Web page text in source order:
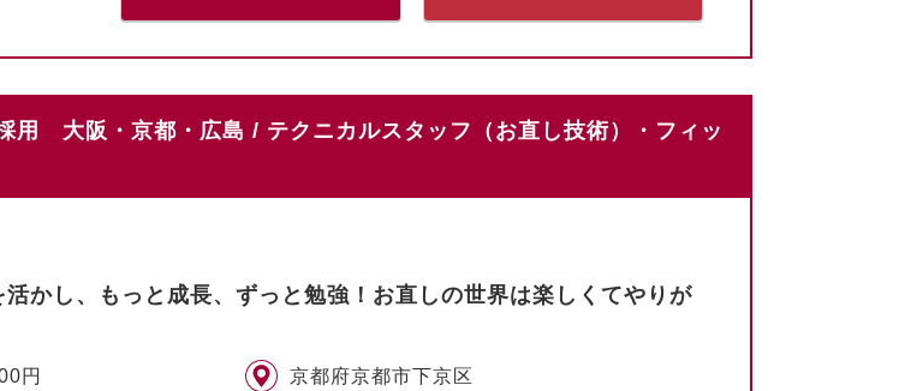
大阪・京都・広島 / テクニカルスタッフ（お直し技術）・フィッ
活かし、もっと成長、ずっと勉強！お直しの世界は楽しくてやりが
円 京都府京都市下京区